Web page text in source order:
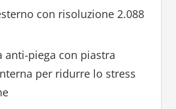
con risoluzione 2.088
anti-piega con piastra
per ridurre lo stress